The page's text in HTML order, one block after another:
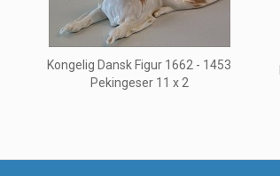
Kongelig Dansk Figur 1662 - 1453
Pekingeser 11 x 2